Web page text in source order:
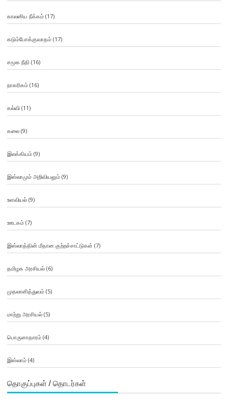
காலனிய நீக்கம்(17)
கடும்போக்குவாதம்(17)
சமூக நீதி (16)
நாகரிகம்(16)
கல்வி (11)
கலை(9)
இலக்கியம்(9)
இஸ்லாமும் அறிவியலும்(9)
உளவியல்(9)
ஊடகம்(7)
இஸ்லாத்தின் மீதான குற்றச்சாட்டுகள் (7)
தமிழக அரசியல்(6)
முதலாளித்துவம்(5)
மாற்று அரசியல்(5)
பொருளாதாரம்(4)
இஸ்லாம்(4)
தொகுப்புகள் / தொடர்கள்